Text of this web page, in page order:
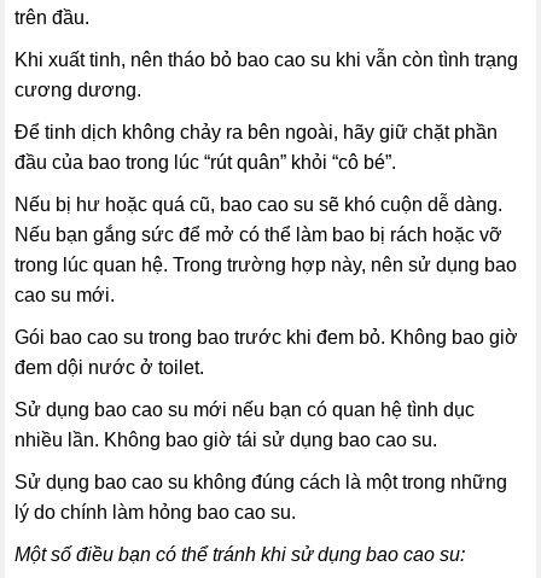
trên đầu.
Khi xuất tinh, nên tháo bỏ bao cao su khi vẫn còn tình trạng
cương dương.
Để tinh dịch không chảy ra bên ngoài, hãy giữ chặt phần
đầu của bao trong lúc “rút quân” khỏi “cô bé”.
Nếu bị hư hoặc quá cũ, bao cao su sẽ khó cuộn dễ dàng.
Nếu bạn gắng sức để mở có thể làm bao bị rách hoặc vỡ
trong lúc quan hệ. Trong trường hợp này, nên sử dụng bao
cao su mới.
Gói bao cao su trong bao trước khi đem bỏ. Không bao giờ
đem dội nước ở toilet.
Sử dụng bao cao su mới nếu bạn có quan hệ tình dục
nhiều lần. Không bao giờ tái sử dụng bao cao su.
Sử dụng bao cao su không đúng cách là một trong những
lý do chính làm hỏng bao cao su.
Một số điều bạn có thể tránh khi sử dụng bao cao su: